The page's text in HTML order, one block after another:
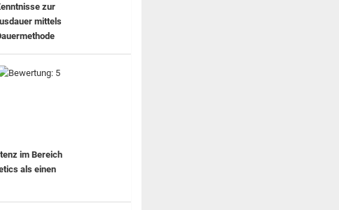
zur
mittels
im Bereich
als einen